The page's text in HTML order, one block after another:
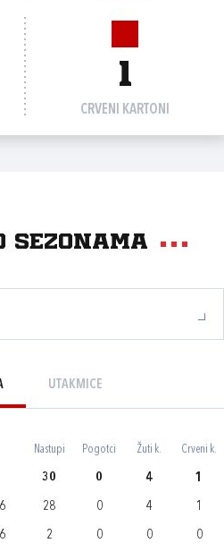
1
CRVENI KARTONI
UTAKMICE
Nastupi Pogotci Žuti k. Crveni k.
30 0 4 1
28 0 4 1
2 0 0 0